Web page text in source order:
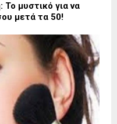
μυστικό για να
μετά τα 50!